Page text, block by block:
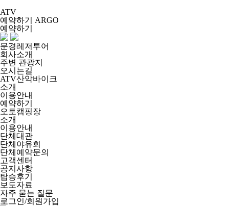
ATV
예약하기
ARGO
예약하기
문경레저투어
회사소개
주변 관광지
오시는길
ATV산악바이크
소개
이용안내
예약하기
오토캠핑장
소개
이용안내
단체대관
단체야유회
단체예약문의
고객센터
공지사항
탑승후기
보도자료
자주 묻는 질문
로그인/회원가입